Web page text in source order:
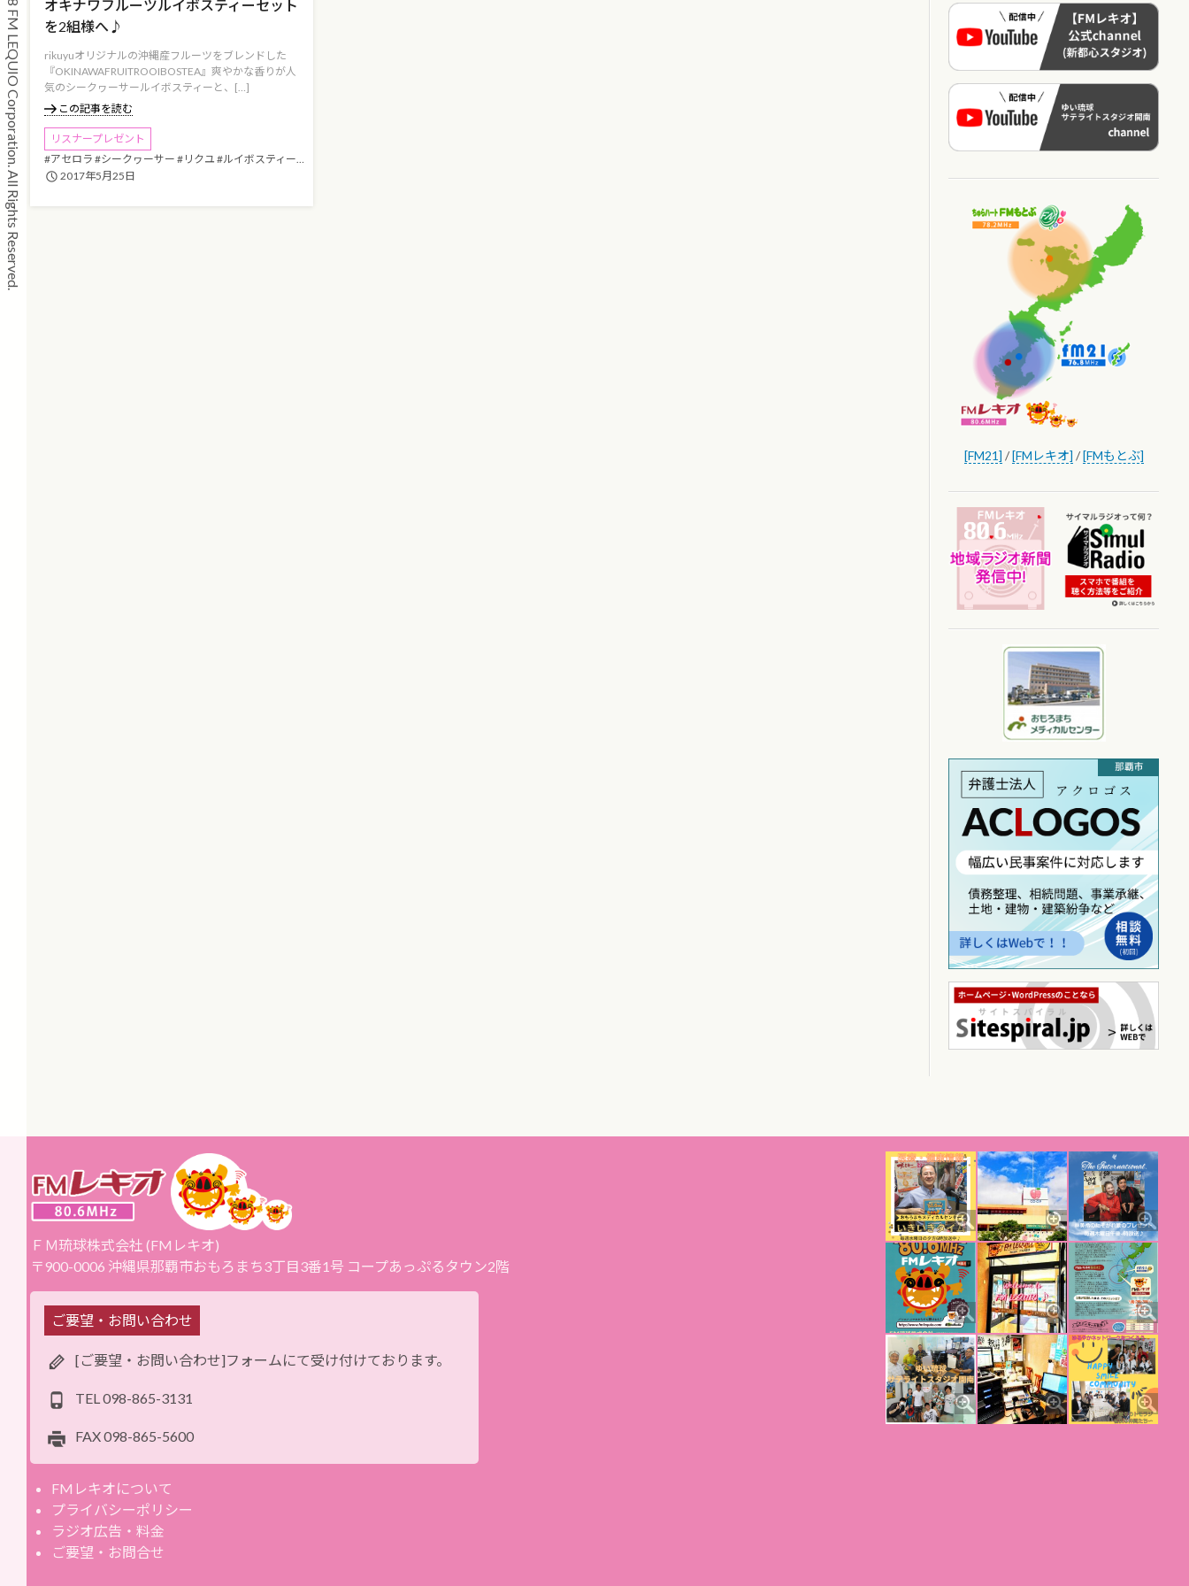
オキナワフルーツルイボスティーセット
を2組様へ♪
rikuyuオリジナルの沖縄産フルーツをブレンドした
『OKINAWAFRUITROOIBOSTEA』爽やかな香りが人
気のシークヮーサールイボスティーと、[…]
この記事を読む
リスナープレゼント
#アセロラ #シークヮーサー #リクユ #ルイボスティー#沖縄フルーツ茶
2017年5月25日
[FM21] /[FMレキオ] /[FMもとぶ]
ＦＭ琉球株式会社 (FMレキオ)
〒900-0006 沖縄県那覇市おもろまち3丁目3番1号 コープあっぷるタウン2階
ご要望・お問い合わせ
[ご要望・お問い合わせ]フォームにて受け付けております。
TEL 098-865-3131
FAX098-865-5600
FMレキオについて
プライバシーポリシー
ラジオ広告・料金
ご要望・お問合せ
Copyright © 2008 FM LEQUIO Corporation. All Rights Reserved.